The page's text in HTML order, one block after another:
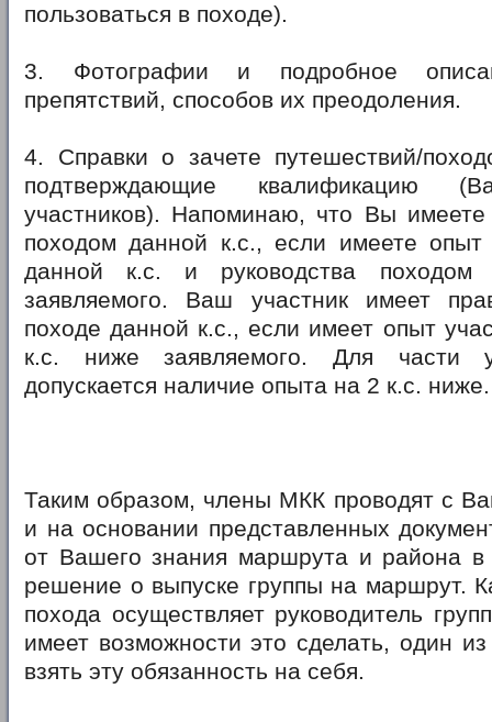
пользоваться в походе).
3. Фотографии и подробное
препятствий, способов их преодоления.
4. Справки о зачете путешествий/
подтверждающие
участников). Напоминаю, что Вы имеете
походом данной к.с., если имеете опыт
данной к.с. и руководства
заявляемого. Ваш участник имеет
походе данной к.с., если имеет опыт
к.с. ниже заявляемого. Для части
допускается наличие опыта на 2 к.с. ниже.
Таким образом, члены МКК проводят с
и на основании представленных
от Вашего знания маршрута и района
решение о выпуске группы на маршрут.
похода осуществляет руководитель
имеет возможности это сделать, один
взять эту обязанность на себя.